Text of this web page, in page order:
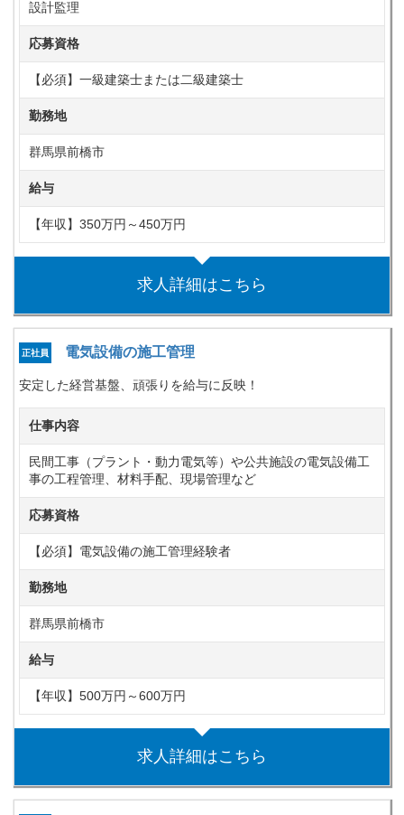
設計監理
応募資格
【必須】一級建築士または二級建築士
勤務地
群馬県前橋市
給与
【年収】350万円～450万円
求人詳細はこちら
正社員 電気設備の施工管理
安定した経営基盤、頑張りを給与に反映！
仕事内容
民間工事（プラント・動力電気等）や公共施設の電気設備工
事の工程管理、材料手配、現場管理など
応募資格
【必須】電気設備の施工管理経験者
勤務地
群馬県前橋市
給与
【年収】500万円～600万円
求人詳細はこちら